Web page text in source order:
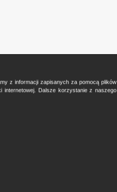
z informacji zapisanych za pomocą plików
internetowej. Dalsze korzystanie z naszego